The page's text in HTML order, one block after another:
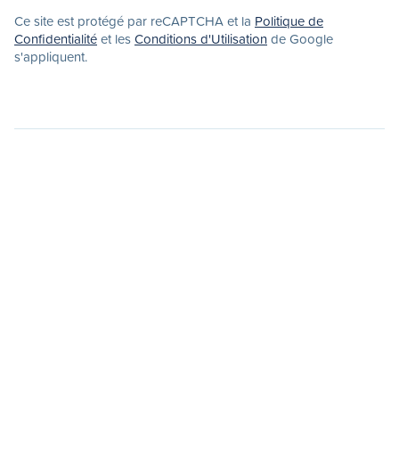
Ce site est protégé par reCAPTCHA et la Politique de
Confidentialitéet lesConditions d'Utilisationde Google
s'appliquent.